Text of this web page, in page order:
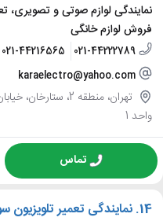
نمایندگی لوازم صوتی و تصویری،
فروش لوازم خانگی
021-44222789
021-44216565
karaelectro@yahoo.com
تهران، منطقه 2،
واحد 1
تماس
14. نمایندگی تعمیر تلویزیون